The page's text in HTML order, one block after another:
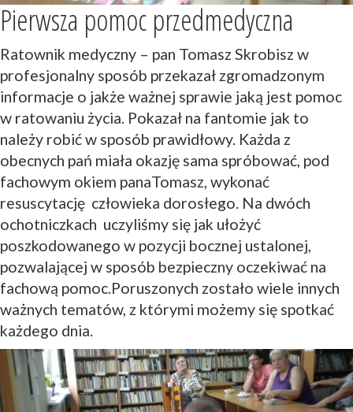
Pierwsza pomoc przedmedyczna
Ratownik medyczny – pan Tomasz Skrobisz w
profesjonalny sposób przekazał zgromadzonym
informacje o jakże ważnej sprawie jaką jest pomoc
w ratowaniu życia. Pokazał na fantomie jak to
należy robić w sposób prawidłowy. Każda z
obecnych pań miała okazję sama spróbować, pod
fachowym okiem panaTomasz, wykonać
resuscytację człowieka dorosłego. Na dwóch
ochotniczkach uczyliśmy się jak ułożyć
poszkodowanego w pozycji bocznej ustalonej,
pozwalającej w sposób bezpieczny oczekiwać na
fachową pomoc.Poruszonych zostało wiele innych
ważnych tematów, z którymi możemy się spotkać
każdego dnia.